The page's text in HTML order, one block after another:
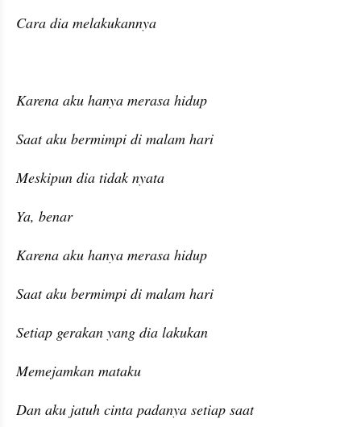
Cara dia melakukannya
Karena aku hanya merasa hidup
Saat aku bermimpi di malam hari
Meskipun dia tidak nyata
Ya, benar
Karena aku hanya merasa hidup
Saat aku bermimpi di malam hari
Setiap gerakan yang dia lakukan
Memejamkan mataku
Dan aku jatuh cinta padanya setiap saat